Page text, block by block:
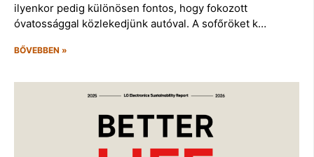
ilyenkor pedig különösen fontos, hogy fokozott
óvatossággal közlekedjünk autóval. A sofőröket k…
BŐVEBBEN »